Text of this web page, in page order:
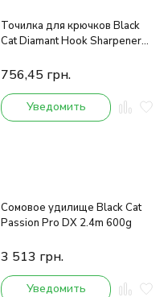
Точилка для крючков Black
Cat Diamant Hook Sharpener
756,45 грн.
Уведомить
Сомовое удилище Black Cat
Passion Pro DX 2.4m 600g
3 513 грн.
Уведомить